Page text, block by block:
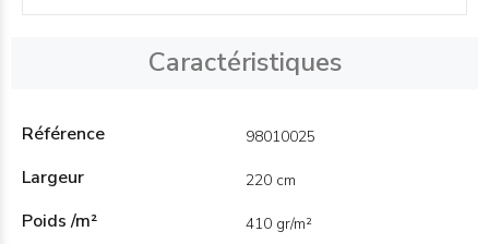
Caractéristiques
Référence 98010025
Largeur 220 cm
Poids /m² 410 gr/m²